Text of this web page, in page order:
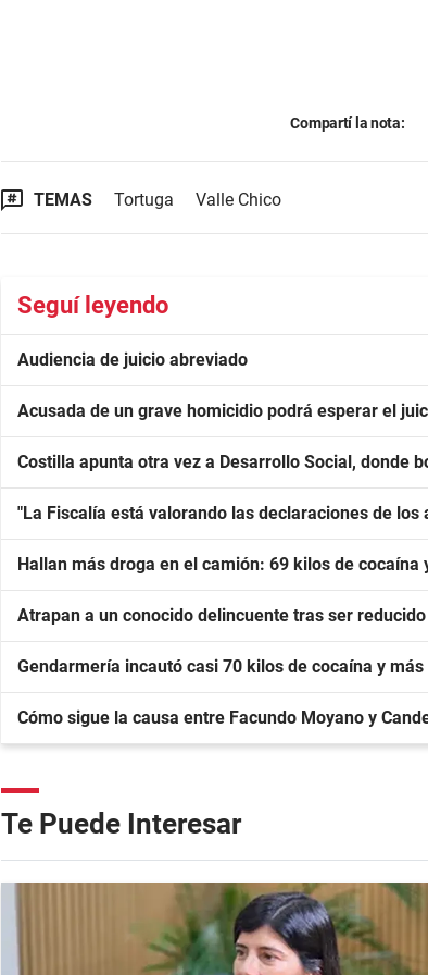
Compartí la nota:
TEMAS Tortuga Valle Chico
Seguí leyendo
Audiencia de juicio abreviado
Acusada de un grave homicidio podrá esperar el
Costilla apunta otra vez a Desarrollo Social, donde
"La Fiscalía está valorando las declaraciones de los
Hallan más droga en el camión: 69 kilos de cocaína
Atrapan a un conocido delincuente tras ser
Gendarmería incautó casi 70 kilos de cocaína y
Cómo sigue la causa entre Facundo Moyano y
Te Puede Interesar